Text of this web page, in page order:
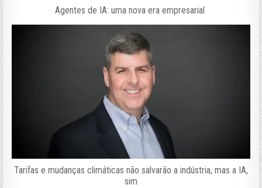
Agentes de IA: uma nova era empresarial
Tarifas e mudanças climáticas não salvarão a indústria, mas a IA,
sim